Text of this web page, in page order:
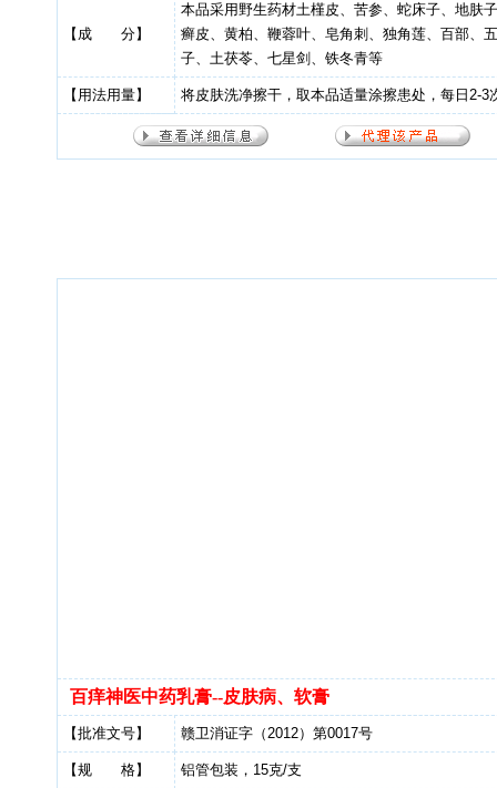
【成 分】
本品采用野生药材土槿皮、苦参、蛇床子、地肤
癣皮、黄柏、鞭蓉叶、皂角刺、独角莲、百部、
子、土茯苓、七星剑、铁冬青等
【用法用量】 将皮肤洗净擦干，取本品适量涂擦患处，每日2-3
百痒神医中药乳膏--皮肤病、软膏
【批准文号】 赣卫消证字（2012）第0017号
【规 格】 铝管包装，15克/支